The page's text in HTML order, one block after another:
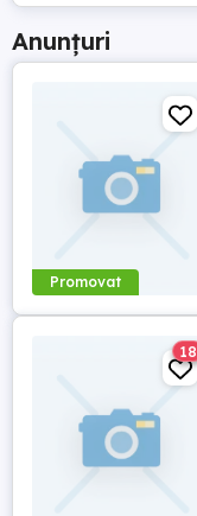
Anunțuri
Promovat
18